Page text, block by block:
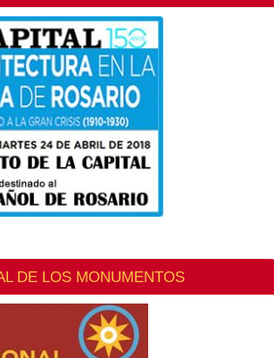
DE LOS MONUMENTOS